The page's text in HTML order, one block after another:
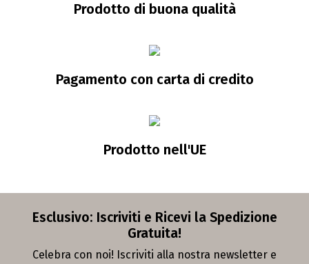
Prodotto di buona qualità
Pagamento con carta di credito
Prodotto nell'UE
Esclusivo: Iscriviti e Ricevi la Spedizione
Gratuita!
Celebra con noi! Iscriviti alla nostra newsletter e